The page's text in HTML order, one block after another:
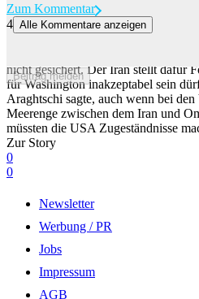
Beitrag melden
Zum Kommentar
4 Alle Kommentare anzeigen
nicht gesichert. Der Iran stellt dafür
für Washington inakzeptabel sein
Araghtschi sagte, auch wenn bei
Meerenge zwischen dem Iran und
müssten die USA Zugeständnisse
Zur Story
0
0
Newsletter
Werbung / PR
Jobs
Impressum
AGB